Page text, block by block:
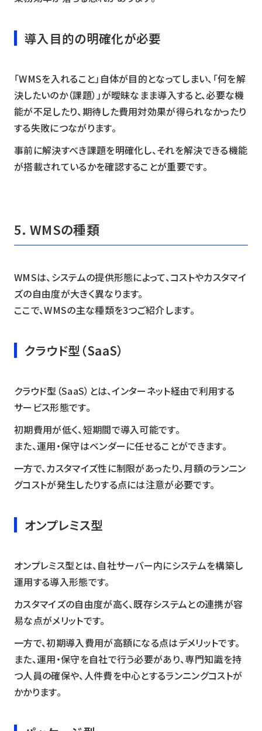
導入目的の明確化が必要
「WMSを入れること」自体が目的となってしまい、「何を解
決したいのか（課題）」が曖昧なまま導入すると、必要な機
能が不足したり、期待した費用対効果が得られなかったり
する失敗につながります。
事前に解決すべき課題を明確化し、それを解決できる機能
が搭載されているかを確認することが重要です。
5. WMSの種類
WMSは、システムの提供形態によって、コストやカスタマイ
ズの自由度が大きく異なります。
ここで、WMSの主な種類を3つご紹介します。
クラウド型（SaaS）
クラウド型（SaaS）とは、インターネット経由で利用する
サービス形態です。
初期費用が低く、短期間で導入可能です。
また、運用・保守はベンダーに任せることができます。
一方で、カスタマイズ性に制限があったり、月額のランニン
グコストが発生したりする点には注意が必要です。
オンプレミス型
オンプレミス型とは、自社サーバー内にシステムを構築し
運用する導入形態です。
カスタマイズの自由度が高く、既存システムとの連携が容
易な点がメリットです。
一方で、初期導入費用が高額になる点はデメリットです。
また、運用・保守を自社で行う必要があり、専門知識を持
つ人員の確保や、人件費を中心とするランニングコストが
かかります。